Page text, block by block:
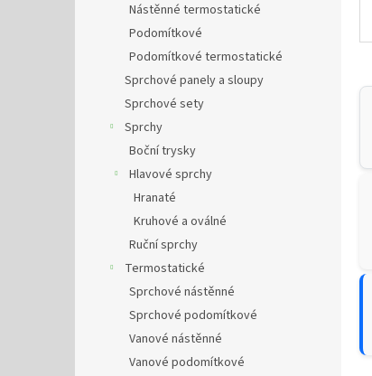
Nástěnné termostatické
Podomítkové
Podomítkové termostatické
Sprchové panely a sloupy
Sprchové sety
Sprchy
Boční trysky
Hlavové sprchy
Hranaté
Kruhové a oválné
Ruční sprchy
Termostatické
Sprchové nástěnné
Sprchové podomítkové
Vanové nástěnné
Vanové podomítkové